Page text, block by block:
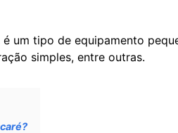
um tipo de equipamento
simples, entre outras.